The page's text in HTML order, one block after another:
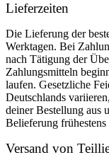
Lieferzeiten
Die Lieferung der
Werktagen. Bei
nach Tätigung der
Zahlungsmitteln
laufen. Gesetzliche
Deutschlands
deiner Bestellung aus
Belieferung
Versand von